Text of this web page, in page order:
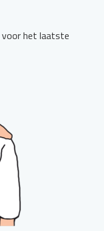
voor het laatste